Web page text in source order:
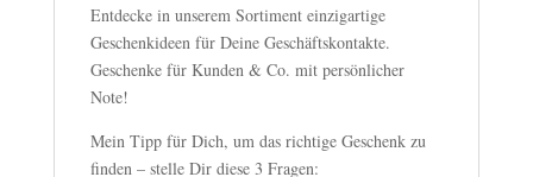
Entdecke in unserem Sortiment einzigartige
Geschenkideen für Deine Geschäftskontakte.
Geschenke für Kunden & Co. mit persönlicher
Note!
Mein Tipp für Dich, um das richtige Geschenk zu
finden – stelle Dir diese 3 Fragen: